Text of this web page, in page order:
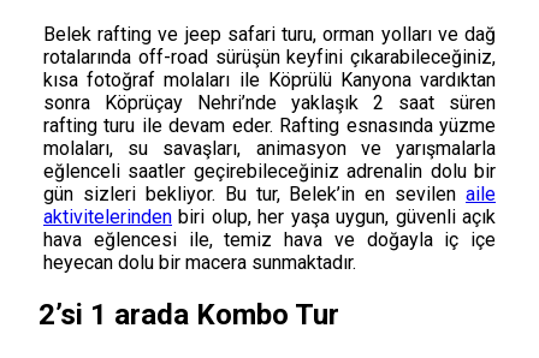
Belek rafting ve jeep safari turu, orman yolları ve dağ
rotalarında off-road sürüşün keyfini çıkarabileceğiniz,
kısa fotoğraf molaları ile Köprülü Kanyona vardıktan
sonra Köprüçay Nehri’nde yaklaşık 2 saat süren
rafting turu ile devam eder. Rafting esnasında yüzme
molaları, su savaşları, animasyon ve yarışmalarla
eğlenceli saatler geçirebileceğiniz adrenalin dolu bir
gün sizleri bekliyor. Bu tur, Belek’in en sevilen aile
aktivitelerinden biri olup, her yaşa uygun, güvenli açık
hava eğlencesi ile, temiz hava ve doğayla iç içe
heyecan dolu bir macera sunmaktadır.
2’si 1 arada Kombo Tur